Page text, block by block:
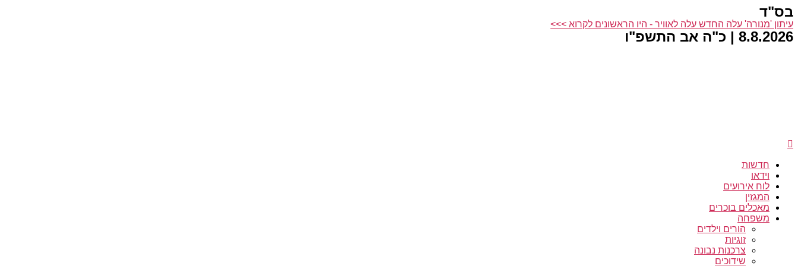
דלג
לתוכן
בס"ד
עיתון 'מנורה' עלה החדש עלה לאוויר - היו הראשונים לקרוא >>>
8.8.2026 | כ"ה אב התשפ"ו
חדשות
וידאו
לוח אירועים
המגזין
מאכלים בוכרים
משפחה
הורים וילדים
זוגיות
צרכנות נבונה
שידוכים